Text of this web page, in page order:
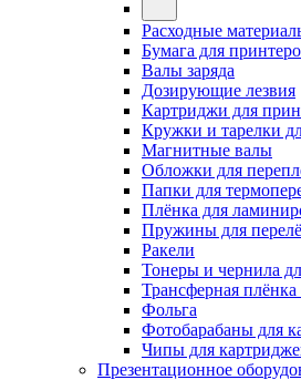
Расходные
Бумага для
Валы заряда
Дозирующие лезвия
Картриджи для
Кружки и тарелки
Магнитные валы
Обложки для
Папки для
Плёнка для
Пружины для
Ракели
Тонеры и чернила
Трансферная плёнка
Фольга
Фотобарабаны для
Чипы для
Презентационное